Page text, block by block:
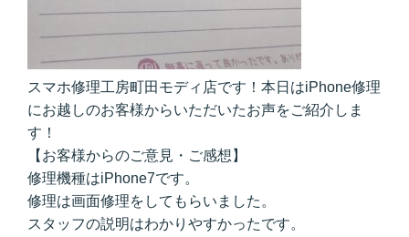
スマホ修理工房町田モディ店です！本日はiPhone修理
にお越しのお客様からいただいたお声をご紹介しま
す！
【お客様からのご意見・ご感想】
修理機種はiPhone7です。
修理は画面修理をしてもらいました。
スタッフの説明はわかりやすかったです。